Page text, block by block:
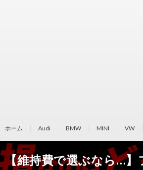
ホーム Audi BMW MINI VW
【維持費で選ぶなら…】